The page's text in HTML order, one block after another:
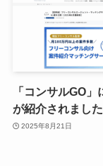
「コンサルGO」
が紹介されました
2025年8月21日